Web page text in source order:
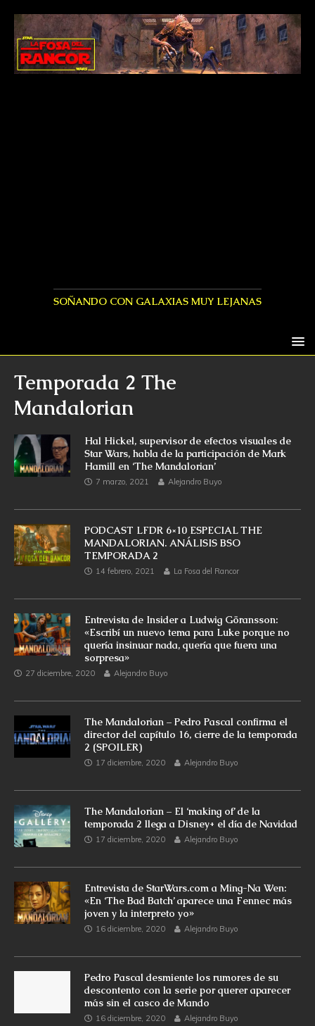
SOÑANDO CON GALAXIAS MUY LEJANAS
Temporada 2 The
Mandalorian
Hal Hickel, supervisor de efectos visuales de
Star Wars, habla de la participación de Mark
Hamill en ‘The Mandalorian’
7 marzo, 2021 Alejandro Buyo
PODCAST LFDR 6×10 ESPECIAL THE
MANDALORIAN. ANÁLISIS BSO
TEMPORADA 2
14 febrero, 2021 La Fosa del Rancor
Entrevista de Insider a Ludwig Göransson:
«Escribí un nuevo tema para Luke porque no
quería insinuar nada, quería que fuera una
sorpresa»
27 diciembre, 2020 Alejandro Buyo
The Mandalorian – Pedro Pascal confirma el
director del capítulo 16, cierre de la temporada
2 (SPOILER)
17 diciembre, 2020 Alejandro Buyo
The Mandalorian – El ‘making of’ de la
temporada 2 llega a Disney+ el día de Navidad
17 diciembre, 2020 Alejandro Buyo
Entrevista de StarWars.com a Ming-Na Wen:
«En ‘The Bad Batch’ aparece una Fennec más
joven y la interpreto yo»
16 diciembre, 2020 Alejandro Buyo
Pedro Pascal desmiente los rumores de su
descontento con la serie por querer aparecer
más sin el casco de Mando
16 diciembre, 2020 Alejandro Buyo